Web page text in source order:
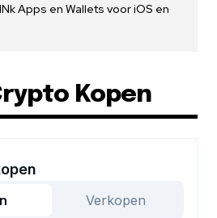
Apps en Wallets voor iOS en
Kopen